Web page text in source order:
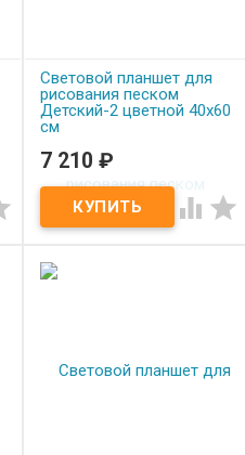
Световой планшет для
рисования песком
Детский-2 цветной 40х60
см
Под заказ
Световой планшет для
рисования песком
Детский-2 цветной 40х60 см
7 210₽
 